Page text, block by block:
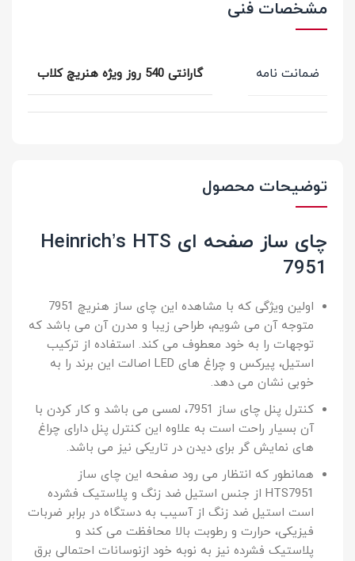
توضیحات محصول
چای ساز صفحه ای Heinrich’s HTS
7951
اولین ویژگی که با مشاهده این چای ساز هنریچ 7951
متوجه آن می شویم، طراحی زیبا و مدرن آن می باشد که
توجهات را به خود معطوف می کند. استفاده از ترکیب
استیل، پیرکس و چراغ های LED اصالت این برند را به
خوبی نشان می دهد.
کنترل پنل چای ساز 7951، لمسی می باشد و کار کردن با
آن بسیار راحت است به علاوه این کنترل پنل دارای چراغ
های نمایش گر برای دیدن در تاریکی نیز می باشد.
همانطور که انتظار می رود صفحه این چای ساز
HTS7951 از جنس استیل ضد زنگ و پلاستیک فشرده
است استیل ضد زنگ از آسیب به دستگاه در برابر ضربات
فیزیکی، حرارت و رطوبت بالا محافظت می کند و
پلاستیک فشرده نیز به نوبه خود ازنوسانات احتمالی برق
مشخصات فنی
ضمانت نامه گارانتی 540 روز ویژه هنریچ کلاب